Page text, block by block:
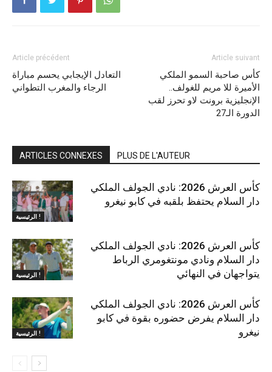
Article précédent
التعادل الإيجابي يحسم مباراة
الرجاء والمغرب التطواني
Article suivant
كأس صاحبة السمو الملكي
الأميرة للا مريم للغولف..
الإنجليزية برونت لاو تحرز لقب
الدورة الـ27
ARTICLES CONNEXES PLUS DE L'AUTEUR
الرئيسية !
كأس العرش 2026: نادي الجولف الملكي
دار السلام يحتفظ بلقبه في كابو نيغرو
الرئيسية !
كأس العرش 2026: نادي الجولف الملكي
دار السلام ونادي مونتغومري الرباط
يتواجهان في النهائي
الرئيسية !
كأس العرش 2026: نادي الجولف الملكي
دار السلام يفرض حضوره بقوة في كابو
نيغرو